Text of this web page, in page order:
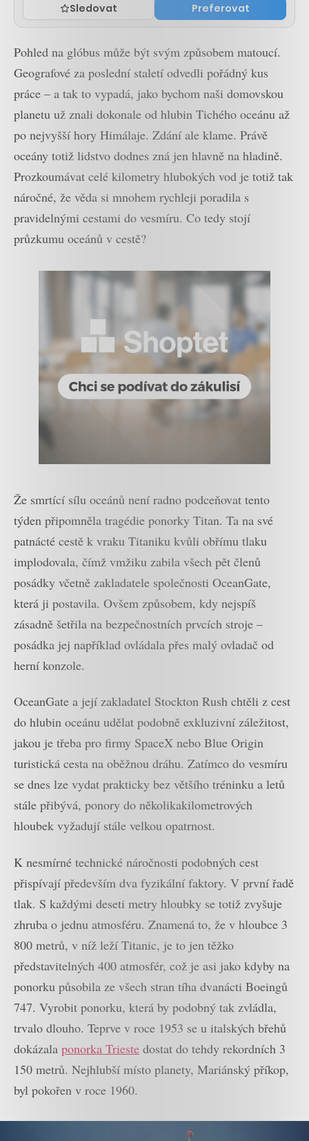
Sledovat Preferovat
Pohled na glóbus může být svým způsobem matoucí.
Geografové za poslední staletí odvedli pořádný kus
práce – a tak to vypadá, jako bychom naši domovskou
planetu už znali dokonale od hlubin Tichého oceánu až
po nejvyšší hory Himálaje. Zdání ale klame. Právě
oceány totiž lidstvo dodnes zná jen hlavně na hladině.
Prozkoumávat celé kilometry hlubokých vod je totiž tak
náročné, že věda si mnohem rychleji poradila s
pravidelnými cestami do vesmíru. Co tedy stojí
průzkumu oceánů v cestě?
Že smrtící sílu oceánů není radno podceňovat tento
týden připomněla tragédie ponorky Titan. Ta na své
patnácté cestě k vraku Titaniku kvůli obřímu tlaku
implodovala, čímž vmžiku zabila všech pět členů
posádky včetně zakladatele společnosti OceanGate,
která ji postavila. Ovšem způsobem, kdy nejspíš
zásadně šetřila na bezpečnostních prvcích stroje –
posádka jej například ovládala přes malý ovladač od
herní konzole.
OceanGate a její zakladatel Stockton Rush chtěli z cest
do hlubin oceánu udělat podobně exkluzivní záležitost,
jakou je třeba pro firmy SpaceX nebo Blue Origin
turistická cesta na oběžnou dráhu. Zatímco do vesmíru
se dnes lze vydat prakticky bez většího tréninku a letů
stále přibývá, ponory do několikakilometrových
hloubek vyžadují stále velkou opatrnost.
K nesmírné technické náročnosti podobných cest
přispívají především dva fyzikální faktory. V první řadě
tlak. S každými deseti metry hloubky se totiž zvyšuje
zhruba o jednu atmosféru. Znamená to, že v hloubce 3
800 metrů, v níž leží Titanic, je to jen těžko
představitelných 400 atmosfér, což je asi jako kdyby na
ponorku působila ze všech stran tíha dvanácti Boeingů
747. Vyrobit ponorku, která by podobný tak zvládla,
trvalo dlouho. Teprve v roce 1953 se u italských břehů
dokázala ponorka Trieste dostat do tehdy rekordních 3
150 metrů. Nejhlubší místo planety, Mariánský příkop,
byl pokořen v roce 1960.